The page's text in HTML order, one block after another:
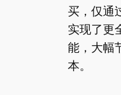
买，仅通
实现了更
能，大幅
本。